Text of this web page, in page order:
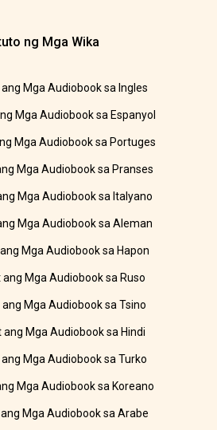
ng Mga Wika
Mga Audiobook sa Ingles
Mga Audiobook sa Espanyol
Mga Audiobook sa Portuges
Mga Audiobook sa Pranses
Mga Audiobook sa Italyano
Mga Audiobook sa Aleman
Mga Audiobook sa Hapon
Mga Audiobook sa Ruso
Mga Audiobook sa Tsino
Mga Audiobook sa Hindi
Mga Audiobook sa Turko
Mga Audiobook sa Koreano
Mga Audiobook sa Arabe